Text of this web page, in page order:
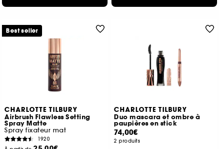
CHARLOTTE TILBURY
Airbrush Flawless Setting
Spray Matte
Spray fixateur mat
1920
Best seller
CHARLOTTE TILBURY
Duo mascara et ombre à
paupières en stick
74,00€
2 produits